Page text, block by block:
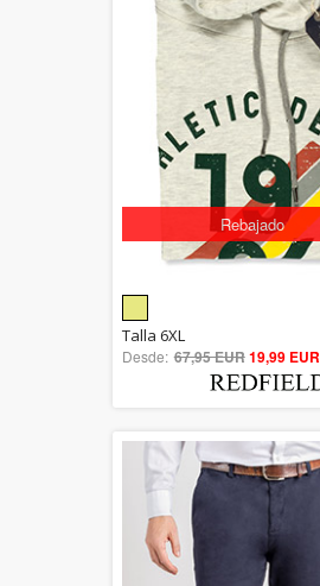
Rebajado
out of 5
Talla 6XL
Desde: 67,95 EUR19,99 EUR